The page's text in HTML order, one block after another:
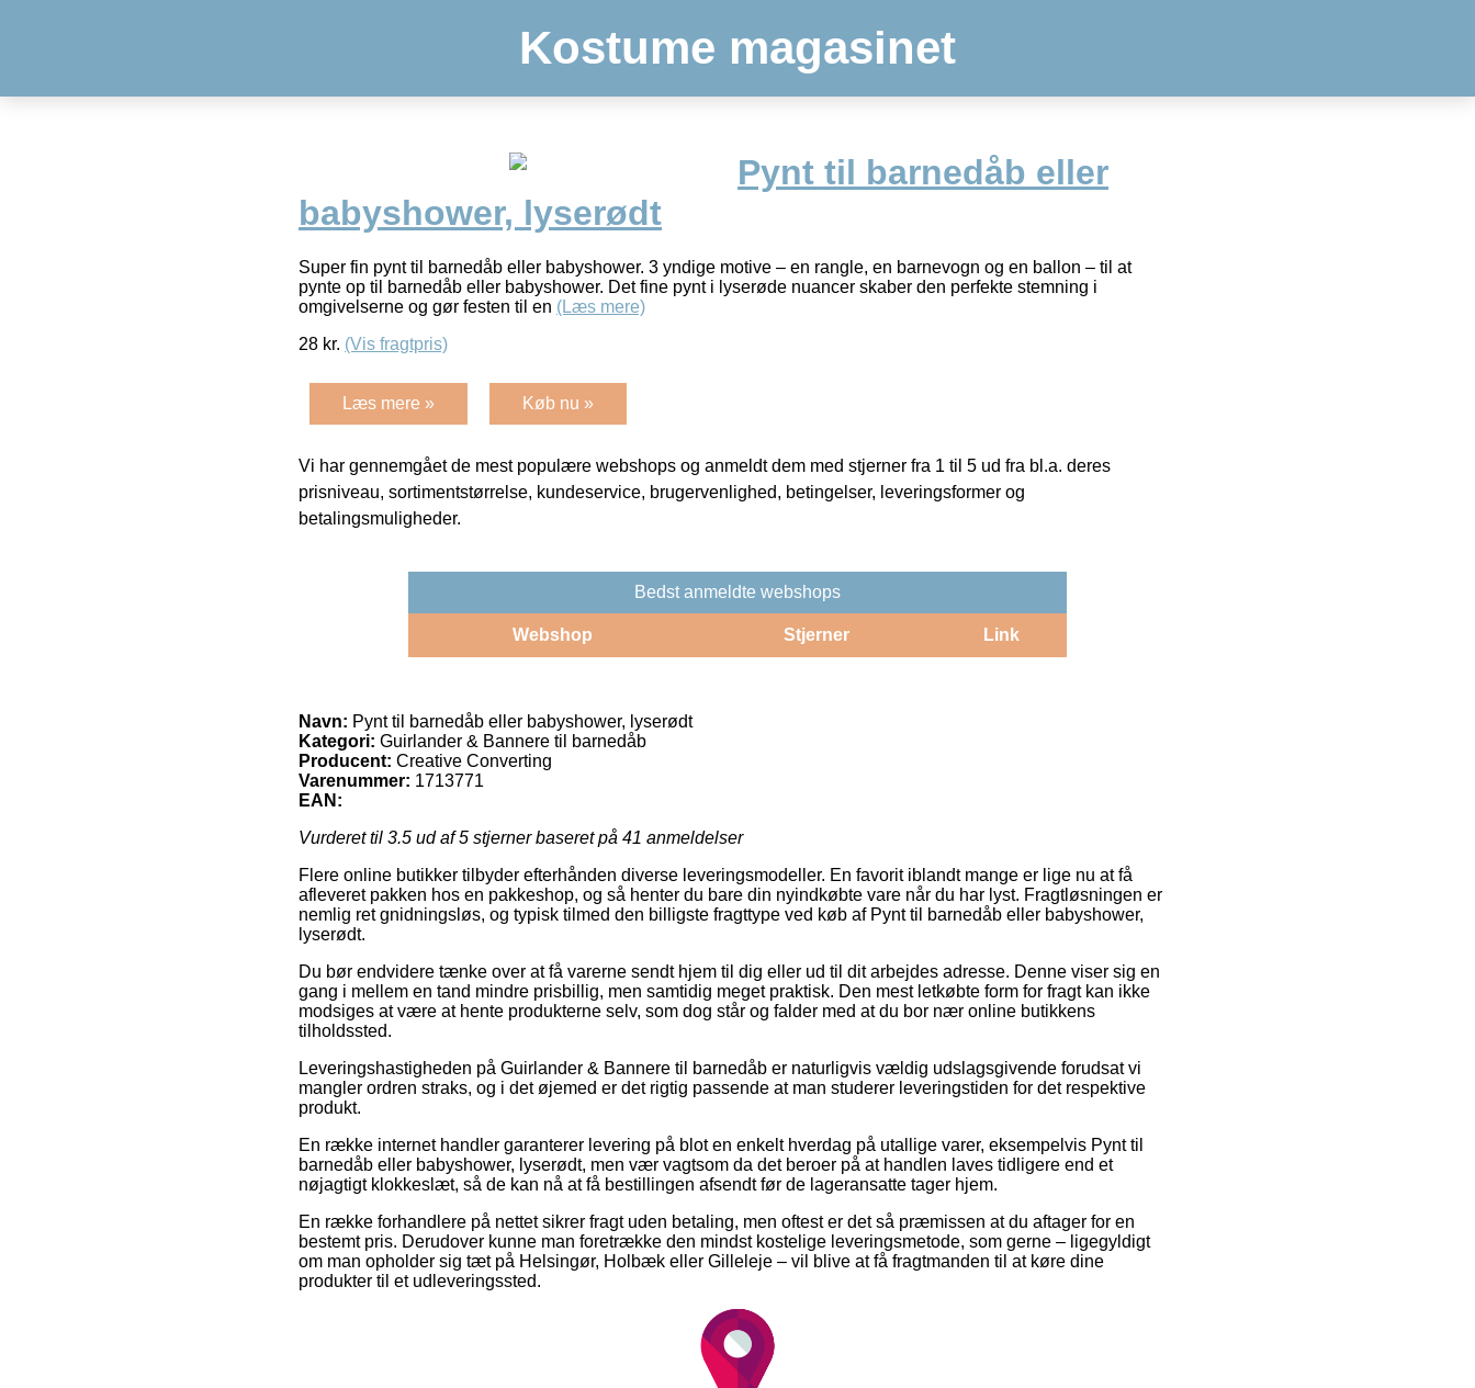
Kostume magasinet
Pynt til barnedåb eller
babyshower, lyserødt
Super fin pynt til barnedåb eller babyshower. 3 yndige motive – en rangle, en barnevogn og en ballon – til at
pynte op til barnedåb eller babyshower. Det fine pynt i lyserøde nuancer skaber den perfekte stemning i
omgivelserne og gør festen til en (Læs mere)
28 kr. (Vis fragtpris)
Læs mere » Køb nu »
Vi har gennemgået de mest populære webshops og anmeldt dem med stjerner fra 1 til 5 ud fra bl.a. deres
prisniveau, sortimentstørrelse, kundeservice, brugervenlighed, betingelser, leveringsformer og
betalingsmuligheder.
Bedst anmeldte webshops
Webshop Stjerner Link
Navn: Pynt til barnedåb eller babyshower, lyserødt
Kategori: Guirlander & Bannere til barnedåb
Producent: Creative Converting
Varenummer: 1713771
EAN:
Vurderet til 3.5 ud af 5 stjerner baseret på 41 anmeldelser
Flere online butikker tilbyder efterhånden diverse leveringsmodeller. En favorit iblandt mange er lige nu at få
afleveret pakken hos en pakkeshop, og så henter du bare din nyindkøbte vare når du har lyst. Fragtløsningen er
nemlig ret gnidningsløs, og typisk tilmed den billigste fragttype ved køb af Pynt til barnedåb eller babyshower,
lyserødt.
Du bør endvidere tænke over at få varerne sendt hjem til dig eller ud til dit arbejdes adresse. Denne viser sig en
gang i mellem en tand mindre prisbillig, men samtidig meget praktisk. Den mest letkøbte form for fragt kan ikke
modsiges at være at hente produkterne selv, som dog står og falder med at du bor nær online butikkens
tilholdssted.
Leveringshastigheden på Guirlander & Bannere til barnedåb er naturligvis vældig udslagsgivende forudsat vi
mangler ordren straks, og i det øjemed er det rigtig passende at man studerer leveringstiden for det respektive
produkt.
En række internet handler garanterer levering på blot en enkelt hverdag på utallige varer, eksempelvis Pynt til
barnedåb eller babyshower, lyserødt, men vær vagtsom da det beroer på at handlen laves tidligere end et
nøjagtigt klokkeslæt, så de kan nå at få bestillingen afsendt før de lageransatte tager hjem.
En række forhandlere på nettet sikrer fragt uden betaling, men oftest er det så præmissen at du aftager for en
bestemt pris. Derudover kunne man foretrække den mindst kostelige leveringsmetode, som gerne – ligegyldigt
om man opholder sig tæt på Helsingør, Holbæk eller Gilleleje – vil blive at få fragtmanden til at køre dine
produkter til et udleveringssted.